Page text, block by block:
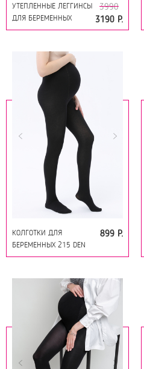
УТЕПЛЕННЫЕ ЛЕГГИНСЫ
ДЛЯ БЕРЕМЕННЫХ
19249 БЕЖЕВЫЙ
3990
3190 Р.
КОЛГОТКИ ДЛЯ
БЕРЕМЕННЫХ 215 DEN
18171 ЧЕРНЫЙ
899 Р.